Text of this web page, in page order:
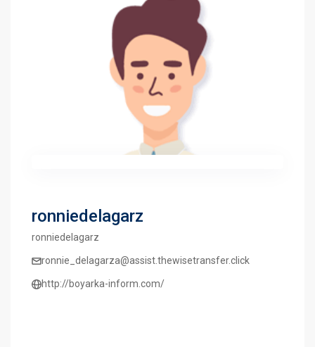
ronniedelagarz
ronniedelagarz
ronnie_delagarza@assist.thewisetransfer.click
http://boyarka-inform.com/